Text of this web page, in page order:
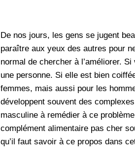
De nos jours, les gens se jugent
paraître aux yeux des autres pour
normal de chercher à l’améliorer.
une personne. Si elle est bien
femmes, mais aussi pour les
développent souvent des
masculine à remédier à ce
complément alimentaire pas cher
qu’il faut savoir à ce propos dans